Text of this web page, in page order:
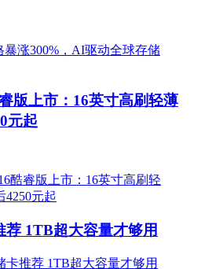
版上市：16英寸高刷轻薄
元起
荐 1TB超大容量才够用